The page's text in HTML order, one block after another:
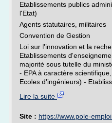
Etablissements publics
l'Etat)
Agents statutaires, militaires
Convention de Gestion
Loi sur l'innovation et la
Etablissements
majorité sous tutelle du
- EPA à caractère
Ecoles d'ingénieurs) -
Lire la suite
Site : https://www.pole-